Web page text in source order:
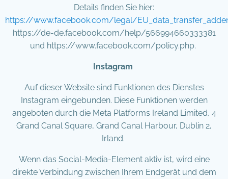
Details finden Sie hier:
https://www.facebook.com/legal/
https://de-de.facebook.com/help/566994660333381
und https://www.facebook.com/policy.php.
Instagram
Auf dieser Website sind Funktionen des Dienstes
Instagram eingebunden. Diese Funktionen werden
angeboten durch die Meta Platforms Ireland Limited, 4
Grand Canal Square, Grand Canal Harbour, Dublin 2,
Irland.
Wenn das Social-Media-Element aktiv ist, wird eine
direkte Verbindung zwischen Ihrem Endgerät und dem